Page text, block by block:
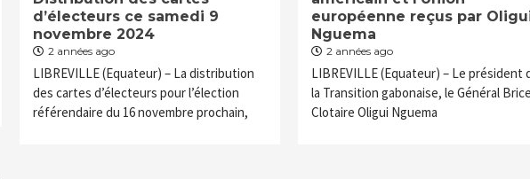
d’électeurs ce samedi 9
novembre 2024
2 années ago
LIBREVILLE (Equateur) – La distribution
des cartes d’électeurs pour l’élection
référendaire du 16 novembre prochain,
européenne reçus par
Nguema
2 années ago
LIBREVILLE (Equateur) – Le président
la Transition gabonaise, le Général
Clotaire Oligui Nguema